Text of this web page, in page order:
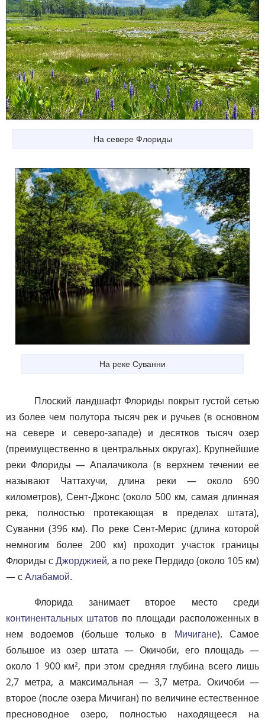
На севере Флориды
На реке Суванни
Плоский ландшафт Флориды покрыт густой сетью
из более чем полутора тысяч рек и ручьев (в основном
на севере и северо-западе) и десятков тысяч озер
(преимущественно в центральных округах). Крупнейшие
реки Флориды — Апалачикола (в верхнем течении ее
называют Чаттахучи, длина реки — около 690
километров), Сент-Джонс (около 500 км, самая длинная
река, полностью протекающая в пределах штата),
Суванни (396 км). По реке Сент-Мерис (длина которой
немногим более 200 км) проходит участок границы
Флориды сДжорджией, а по реке Пердидо (около 105 км)
— сАлабамой.
Флорида занимает второе место среди
континентальных штатов по площади расположенных в
нем водоемов (больше только в Мичигане). Самое
большое из озер штата — Окичоби, его площадь —
около 1 900 км², при этом средняя глубина всего лишь
2,7 метра, а максимальная — 3,7 метра. Окичоби —
второе (после озера Мичиган) по величине естественное
пресноводное озеро, полностью находящееся на